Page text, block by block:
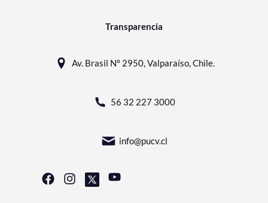
Transparencia
Av. Brasil N° 2950, Valparaíso, Chile.
56 32 227 3000
info@pucv.cl